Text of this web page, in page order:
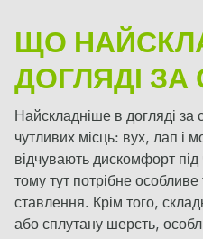
ЩО
ДОГЛЯДІ
Найскладніше в догляді
чутливих місць: вух, лап і
відчувають дискомфорт
тому тут потрібне
ставлення. Крім того,
або сплутану шерсть,